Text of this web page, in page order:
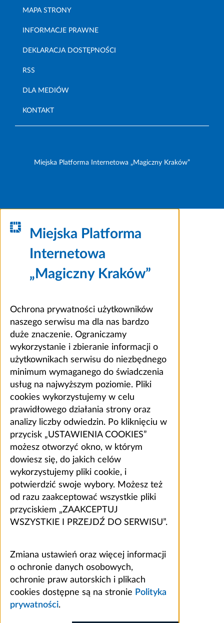
MAPA STRONY
INFORMACJE PRAWNE
DEKLARACJA DOSTĘPNOŚCI
RSS
DLA MEDIÓW
KONTAKT
Miejska Platforma Internetowa „Magiczny Kraków”
Miejska Platforma
Internetowa
„Magiczny Kraków”
Ochrona prywatności użytkowników
naszego serwisu ma dla nas bardzo
duże znaczenie. Ograniczamy
wykorzystanie i zbieranie informacji o
użytkownikach serwisu do niezbędnego
minimum wymaganego do świadczenia
usług na najwyższym poziomie. Pliki
cookies wykorzystujemy w celu
prawidłowego działania strony oraz
analizy liczby odwiedzin. Po kliknięciu w
przycisk „USTAWIENIA COOKIES”
możesz otworzyć okno, w którym
dowiesz się, do jakich celów
wykorzystujemy pliki cookie, i
potwierdzić swoje wybory. Możesz też
od razu zaakceptować wszystkie pliki
przyciskiem „ZAAKCEPTUJ
WSZYSTKIE I PRZEJDŹ DO SERWISU”.
Zmiana ustawień oraz więcej informacji
o ochronie danych osobowych,
ochronie praw autorskich i plikach
cookies dostępne są na stronie Polityka
prywatności.